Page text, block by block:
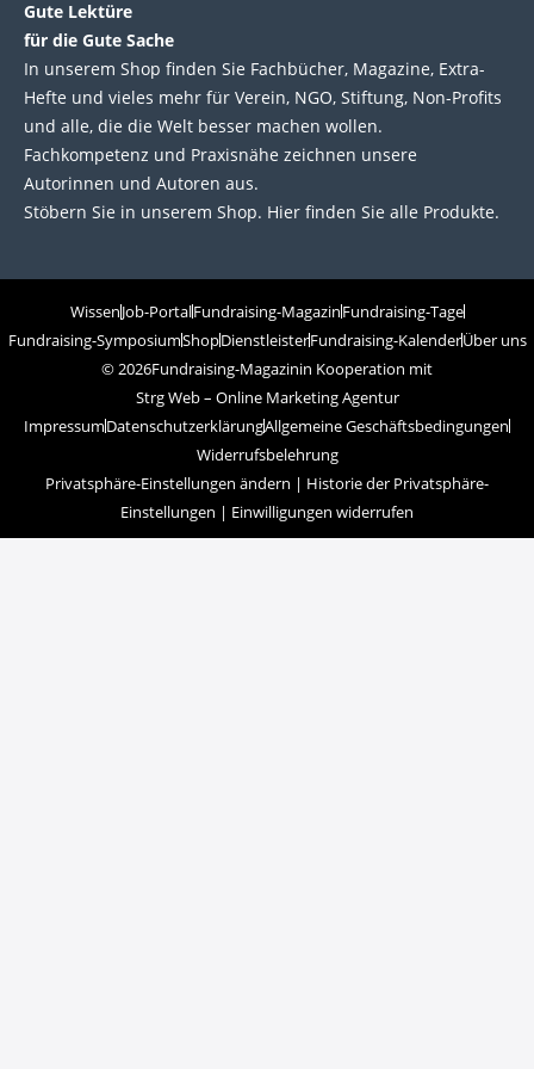
Gute Lektüre
für die Gute Sache
In unserem Shop finden Sie Fachbücher, Magazine, Extra-
Hefte und vieles mehr für Verein, NGO, Stiftung, Non-Profits
und alle, die die Welt besser machen wollen.
Fachkompetenz und Praxisnähe zeichnen unsere
Autorinnen und Autoren aus.
Stöbern Sie in unserem Shop. Hier finden Sie alle Produkte.
WissenJob-PortalFundraising-MagazinFundraising-Tage
Fundraising-SymposiumShopDienstleisterFundraising-KalenderÜber uns
© 2026Fundraising-Magazinin Kooperation mit
Strg Web – Online Marketing Agentur
ImpressumDatenschutzerklärungAllgemeine Geschäftsbedingungen
Widerrufsbelehrung
Privatsphäre-Einstellungen ändern | Historie der Privatsphäre-
Einstellungen | Einwilligungen widerrufen